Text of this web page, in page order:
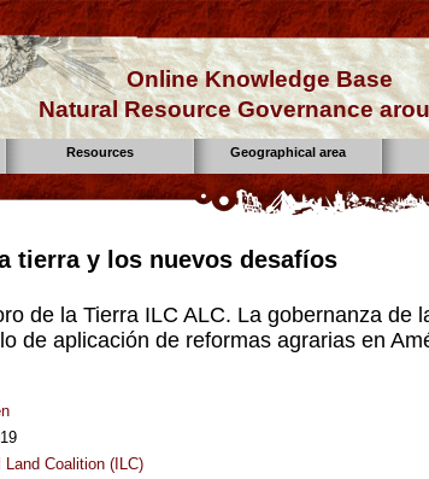
Online Knowledge Base
Natural Resource Governance
Resources Geographical area
tierra y los nuevos desafíos
de la Tierra ILC ALC. La gobernanza de
de aplicación de reformas agrarias en
Land Coalition (ILC)